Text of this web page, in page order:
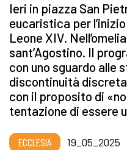
Ieri in piazza San
eucaristica per
Leone XIV.
sant’Agostino. Il
con uno sguardo alle
discontinuità
con il proposito di
tentazione di essere
ECCLESIA 19_05_2025